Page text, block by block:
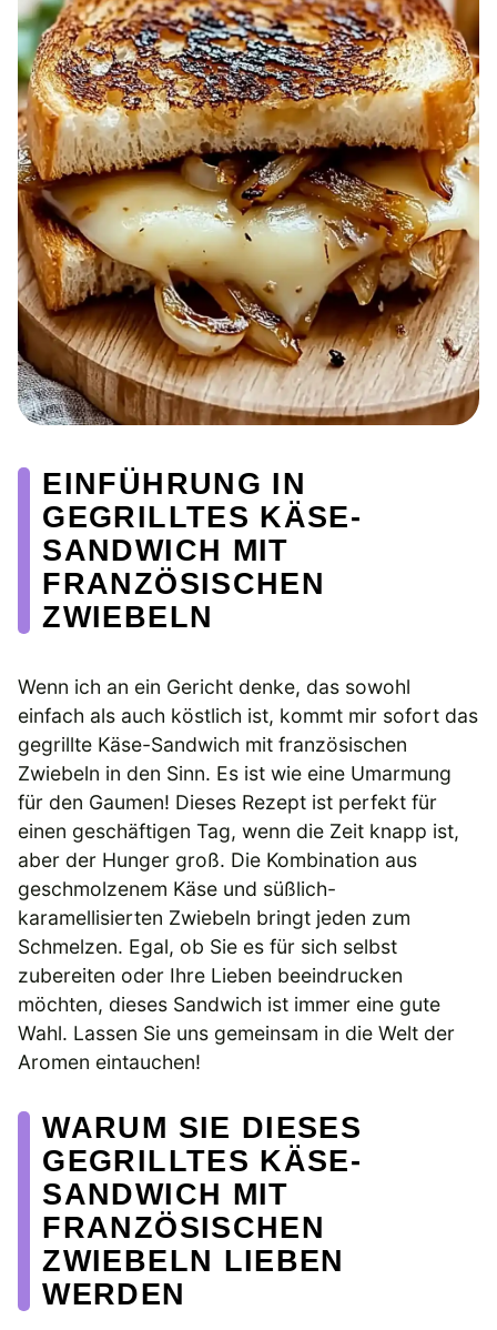
EINFÜHRUNG IN
GEGRILLTES KÄSE-
SANDWICH MIT
FRANZÖSISCHEN
ZWIEBELN
Wenn ich an ein Gericht denke, das sowohl
einfach als auch köstlich ist, kommt mir sofort das
gegrillte Käse-Sandwich mit französischen
Zwiebeln in den Sinn. Es ist wie eine Umarmung
für den Gaumen! Dieses Rezept ist perfekt für
einen geschäftigen Tag, wenn die Zeit knapp ist,
aber der Hunger groß. Die Kombination aus
geschmolzenem Käse und süßlich-
karamellisierten Zwiebeln bringt jeden zum
Schmelzen. Egal, ob Sie es für sich selbst
zubereiten oder Ihre Lieben beeindrucken
möchten, dieses Sandwich ist immer eine gute
Wahl. Lassen Sie uns gemeinsam in die Welt der
Aromen eintauchen!
WARUM SIE DIESES
GEGRILLTES KÄSE-
SANDWICH MIT
FRANZÖSISCHEN
ZWIEBELN LIEBEN
WERDEN